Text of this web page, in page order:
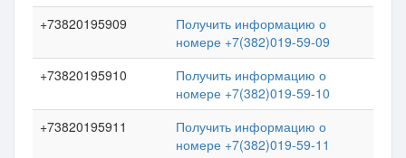
+73820195909
Получить информацию о
номере +7(382)019-59-09
+73820195910
Получить информацию о
номере +7(382)019-59-10
+73820195911
Получить информацию о
номере +7(382)019-59-11